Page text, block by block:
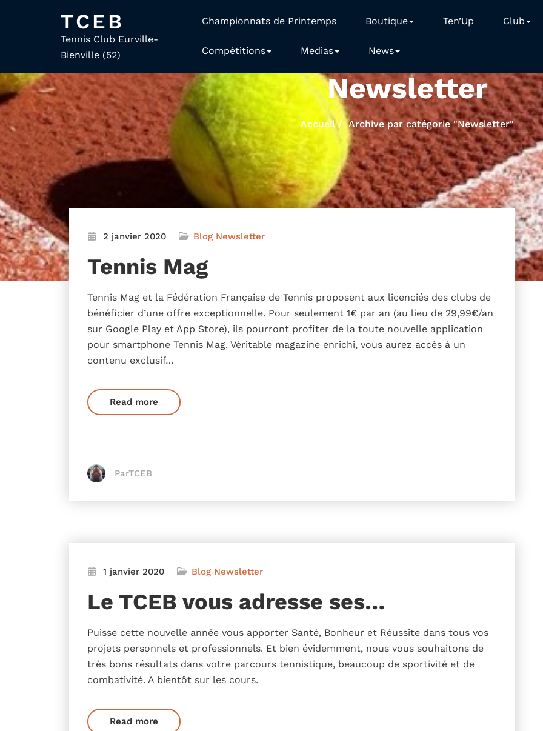
TCEB
Tennis Club Eurville-
Bienville (52)
Championnats de Printemps Boutique Ten’Up Club
Compétitions Medias News
Newsletter
Accueil Archive par catégorie "Newsletter"
2 janvier 2020 Blog Newsletter
Tennis Mag
Tennis Mag et la Fédération Française de Tennis proposent aux licenciés des clubs de
bénéficier d’une offre exceptionnelle. Pour seulement 1€ par an (au lieu de 29,99€/an
sur Google Play et App Store), ils pourront profiter de la toute nouvelle application
pour smartphone Tennis Mag. Véritable magazine enrichi, vous aurez accès à un
contenu exclusif…
Read more
ParTCEB
1 janvier 2020 Blog Newsletter
Le TCEB vous adresse ses…
Puisse cette nouvelle année vous apporter Santé, Bonheur et Réussite dans tous vos
projets personnels et professionnels. Et bien évidemment, nous vous souhaitons de
très bons résultats dans votre parcours tennistique, beaucoup de sportivité et de
combativité. A bientôt sur les cours.
Read more